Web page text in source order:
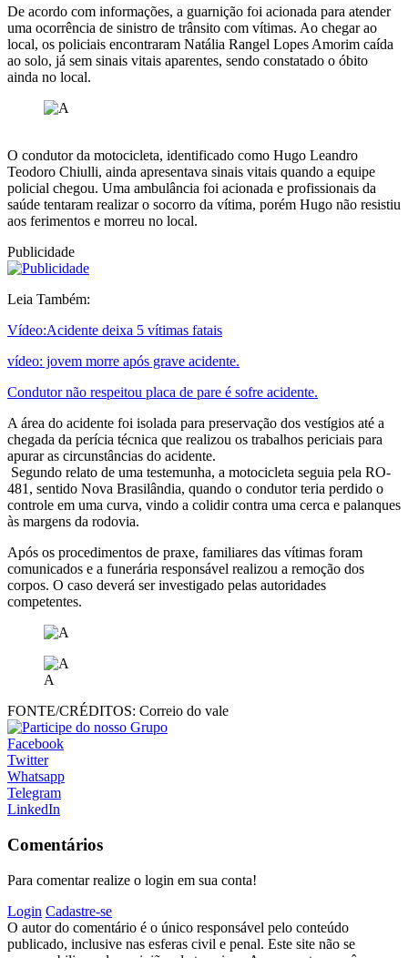
De acordo com informações, a guarnição foi acionada para atender
uma ocorrência de sinistro de trânsito com vítimas. Ao chegar ao
local, os policiais encontraram Natália Rangel Lopes Amorim caída
ao solo, já sem sinais vitais aparentes, sendo constatado o óbito
ainda no local.
O condutor da motocicleta, identificado como Hugo Leandro
Teodoro Chiulli, ainda apresentava sinais vitais quando a equipe
policial chegou. Uma ambulância foi acionada e profissionais da
saúde tentaram realizar o socorro da vítima, porém Hugo não resistiu
aos ferimentos e morreu no local.
Publicidade
Leia Também:
Vídeo:Acidente deixa 5 vítimas fatais
vídeo: jovem morre após grave acidente.
Condutor não respeitou placa de pare é sofre acidente.
A área do acidente foi isolada para preservação dos vestígios até a
chegada da perícia técnica que realizou os trabalhos periciais para
apurar as circunstâncias do acidente.
Segundo relato de uma testemunha, a motocicleta seguia pela RO-
481, sentido Nova Brasilândia, quando o condutor teria perdido o
controle em uma curva, vindo a colidir contra uma cerca e palanques
às margens da rodovia.
Após os procedimentos de praxe, familiares das vítimas foram
comunicados e a funerária responsável realizou a remoção dos
corpos. O caso deverá ser investigado pelas autoridades
competentes.
A
FONTE/CRÉDITOS: Correio do vale
Facebook
Twitter
Whatsapp
Telegram
LinkedIn
Comentários
Para comentar realize o login em sua conta!
Login Cadastre-se
O autor do comentário é o único responsável pelo conteúdo
publicado, inclusive nas esferas civil e penal. Este site não se